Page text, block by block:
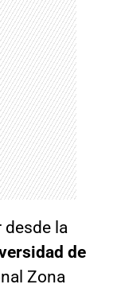
desde la
de
Zona